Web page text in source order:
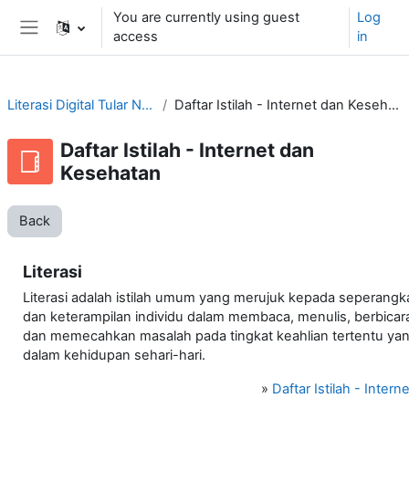
Skip to main content
Side panel
You are currently using guest
access
Log
in
Literasi Digital Tular Nalar Daftar Istilah - Internet dan Kesehatan
Daftar Istilah - Internet dan
Kesehatan
Back
Literasi
Literasi adalah istilah umum yang merujuk kepada
dan keterampilan individu dalam membaca, menulis,
dan memecahkan masalah pada tingkat keahlian tertentu
dalam kehidupan sehari-hari.
» Daftar Istilah -